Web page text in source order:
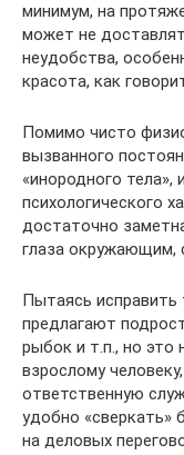
минимум, на
может не
неудобства,
красота, как
Помимо чисто
вызванного
«инородного
психологического
достаточно
глаза окружающим,
Пытаясь исправить
предлагают
рыбок и т.п., но это
взрослому
ответственную
удобно «сверкать»
на деловых